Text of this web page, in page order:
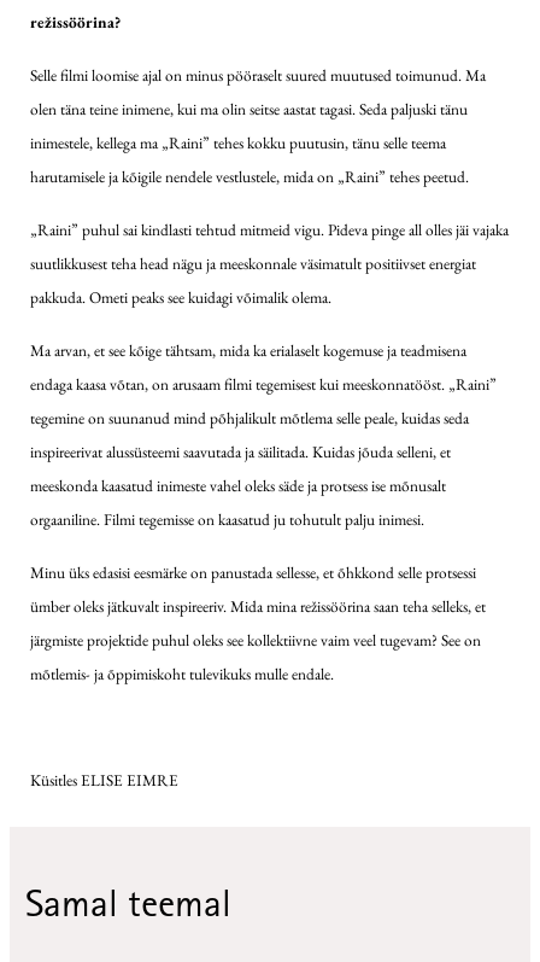
režissöörina?
Selle filmi loomise ajal on minus pööraselt suured muutused toimunud. Ma
olen täna teine inimene, kui ma olin seitse aastat tagasi. Seda paljuski tänu
inimestele, kellega ma „Raini” tehes kokku puutusin, tänu selle teema
harutamisele ja kõigile nendele vestlustele, mida on „Raini” tehes peetud.
„Raini” puhul sai kindlasti tehtud mitmeid vigu. Pideva pinge all olles jäi vajaka
suutlikkusest teha head nägu ja meeskonnale väsimatult positiivset energiat
pakkuda. Ometi peaks see kuidagi võimalik olema.
Ma arvan, et see kõige tähtsam, mida ka erialaselt kogemuse ja teadmisena
endaga kaasa võtan, on arusaam filmi tegemisest kui meeskonnatööst. „Raini”
tegemine on suunanud mind põhjalikult mõtlema selle peale, kuidas seda
inspireerivat alussüsteemi saavutada ja säilitada. Kuidas jõuda selleni, et
meeskonda kaasatud inimeste vahel oleks säde ja protsess ise mõnusalt
orgaaniline. Filmi tegemisse on kaasatud ju tohutult palju inimesi.
Minu üks edasisi eesmärke on panustada sellesse, et õhkkond selle protsessi
ümber oleks jätkuvalt inspireeriv. Mida mina režissöörina saan teha selleks, et
järgmiste projektide puhul oleks see kollektiivne vaim veel tugevam? See on
mõtlemis- ja õppimiskoht tulevikuks mulle endale.
Küsitles ELISE EIMRE
Samal teemal